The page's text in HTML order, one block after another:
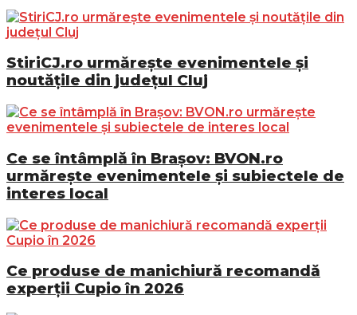
StiriCJ.ro urmărește evenimentele și
noutățile din județul Cluj
Ce se întâmplă în Brașov: BVON.ro
urmărește evenimentele și subiectele de
interes local
Ce produse de manichiură recomandă
experții Cupio în 2026